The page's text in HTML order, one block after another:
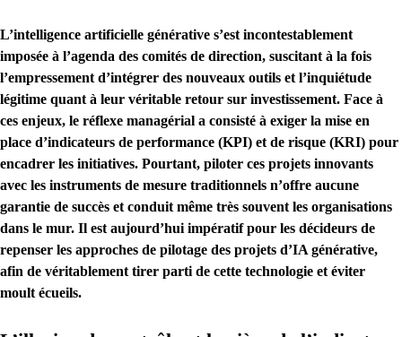
L’intelligence artificielle générative s’est incontestablement
imposée à l’agenda des comités de direction, suscitant à la fois
l’empressement d’intégrer des nouveaux outils et l’inquiétude
légitime quant à leur véritable retour sur investissement. Face à
ces enjeux, le réflexe managérial a consisté à exiger la mise en
place d’indicateurs de performance (KPI) et de risque (KRI) pour
encadrer les initiatives. Pourtant, piloter ces projets innovants
avec les instruments de mesure traditionnels n’offre aucune
garantie de succès et conduit même très souvent les organisations
dans le mur. Il est aujourd’hui impératif pour les décideurs de
repenser les approches de pilotage des projets d’IA générative,
afin de véritablement tirer parti de cette technologie et éviter
moult écueils.